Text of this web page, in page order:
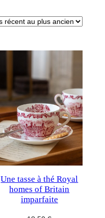
Une tasse à thé Royal
homes of Britain
imparfaite